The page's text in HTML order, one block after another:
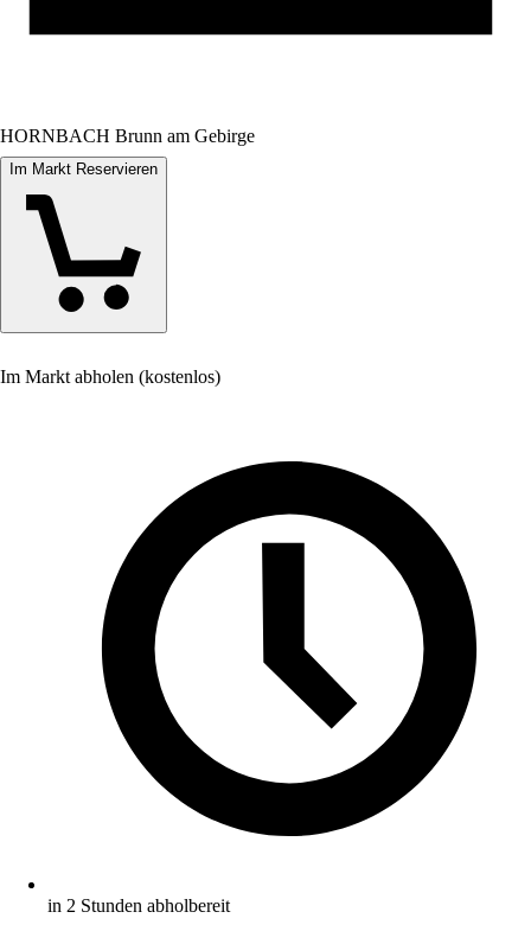
HORNBACH Brunn am Gebirge
Im Markt Reservieren
Im Markt abholen (kostenlos)
in 2 Stunden abholbereit